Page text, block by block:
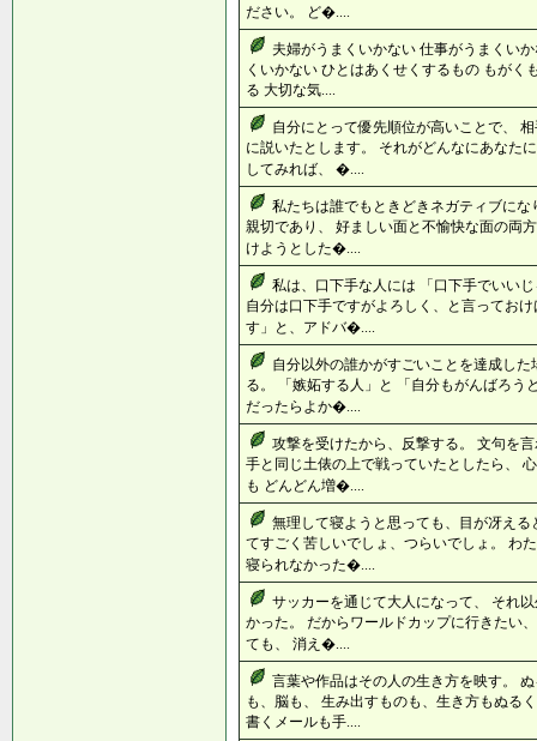
ださい。 ど�....
夫婦がうまくいかない 仕事がうまくい
くいかない ひとはあくせくするもの もがく
る 大切な気....
自分にとって優先順位が高いことで、
に説いたとします。 それがどんなにあなた
してみれば、 �....
私たちは誰でもときどきネガティブに
親切であり、 好ましい面と不愉快な面の両
けようとした�....
私は、口下手な人には 「口下手でい
自分は口下手ですがよろしく、と言ってお
す」と、アドバ�....
自分以外の誰かがすごいことを達成し
る。 「嫉妬する人」と 「自分もがんばろう
だったらよか�....
攻撃を受けたから、反撃する。 文句を
手と同じ土俵の上で戦っていたとしたら、
も どんどん増�....
無理して寝ようと思っても、目が冴え
てすごく苦しいでしょ、つらいでしょ。 わ
寝られなかった�....
サッカーを通じて大人になって、 それ
かった。 だからワールドカップに行きたい
ても、 消え�....
言葉や作品はその人の生き方を映す。
も、脳も、 生み出すものも、生き方もぬる
書くメールも手....